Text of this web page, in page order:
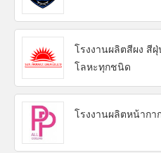
โรงงานผลิตสีผง สี
โลหะทุกชนิด
โรงงานผลิตหน้ากา